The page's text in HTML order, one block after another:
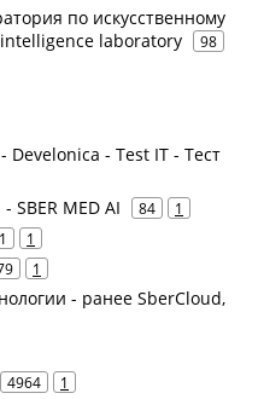
по искусственному
laboratory
98
Develonica - Test IT - Тест
MED AI 84 1
1
1
- ранее SberCloud,
4964 1